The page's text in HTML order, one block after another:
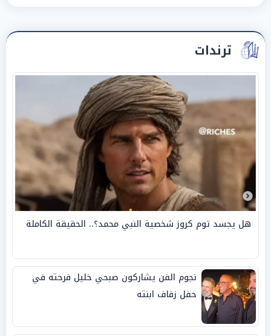
ترندات
هل يجسد توم كروز شخصية النبي محمد؟.. الحقيقة الكاملة
نجوم الفن يشاركون صبحي خليل فرحته في
حفل زفاف ابنته